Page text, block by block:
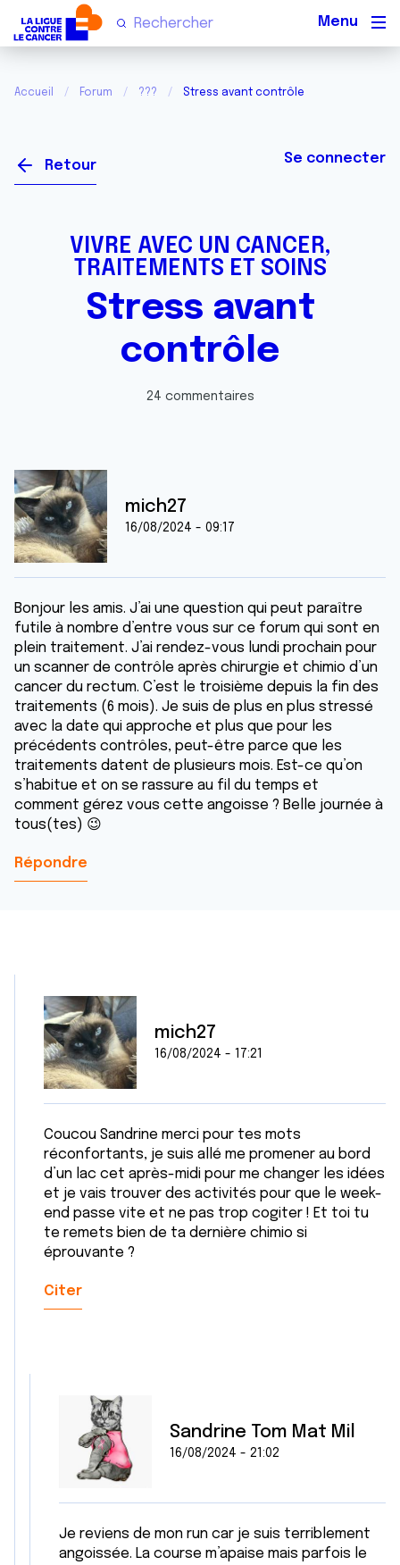
Accueil Forum ??? Stress avant contrôle
Retour Se connecter
VIVRE AVEC UN CANCER,
TRAITEMENTS ET SOINS
Stress avant
contrôle
24 commentaires
mich27
16/08/2024 - 09:17
Bonjour les amis. J’ai une question qui peut paraître
futile à nombre d’entre vous sur ce forum qui sont en
plein traitement. J’ai rendez-vous lundi prochain pour
un scanner de contrôle après chirurgie et chimio d’un
cancer du rectum. C’est le troisième depuis la fin des
traitements (6 mois). Je suis de plus en plus stressé
avec la date qui approche et plus que pour les
précédents contrôles, peut-être parce que les
traitements datent de plusieurs mois. Est-ce qu’on
s’habitue et on se rassure au fil du temps et
comment gérez vous cette angoisse ? Belle journée à
tous(tes) 😉
Répondre
mich27
16/08/2024 - 17:21
Coucou Sandrine merci pour tes mots
réconfortants, je suis allé me promener au bord
d’un lac cet après-midi pour me changer les idées
et je vais trouver des activités pour que le week-
end passe vite et ne pas trop cogiter ! Et toi tu
te remets bien de ta dernière chimio si
éprouvante ?
Citer
Sandrine Tom Mat Mil
16/08/2024 - 21:02
Je reviens de mon run car je suis terriblement
angoissée. La course m’apaise mais parfois le